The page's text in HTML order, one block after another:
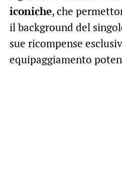
iconiche, che
il background del
sue ricompense
equipaggiamento